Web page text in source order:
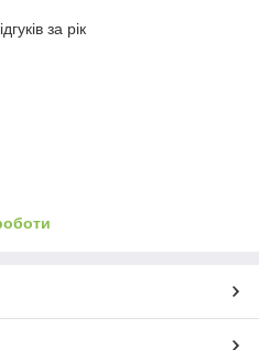
за рік